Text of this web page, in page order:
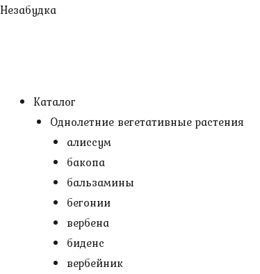
Перейти
Незабудка
Каталог
Однолетние вегетативные растения
алиссум
бакопа
бальзамины
бегонии
вербена
биденс
вербейник